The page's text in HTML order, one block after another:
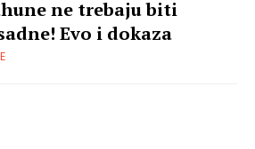
ne trebaju biti
Evo i dokaza